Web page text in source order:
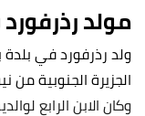
مولد
ولد رذرفورد في بلدة
الجزيرة الجنوبية من